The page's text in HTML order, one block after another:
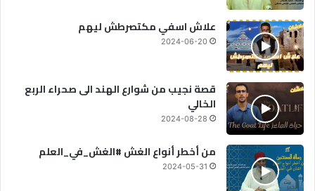
علاش اسفي مكتصرطش ليهم
2024-06-20
قصة نجيب من شوارع الهند الى صحراء الربع
الخالي
2024-08-28
من أخطر أنواع الغش #الغش_في_العلم
2024-05-31